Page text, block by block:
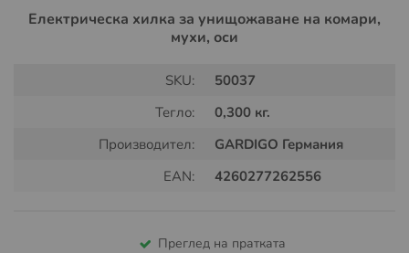
Електрическа хилка за унищожаване на комари,
мухи, оси
SKU:
50037
Тегло:
0,300 кг.
Производител:
GARDIGO Германия
EAN:
4260277262556
Преглед на пратката